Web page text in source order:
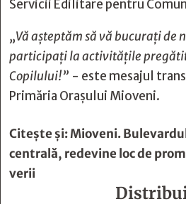
Servicii Edilitare pentru
„Vă așteptăm să vă bucurați de
participați la activitățile
Copilului!” - este mesajul
Primăria Orașului Mioveni.
Citește și:Mioveni.
centrală, redevine loc de
verii